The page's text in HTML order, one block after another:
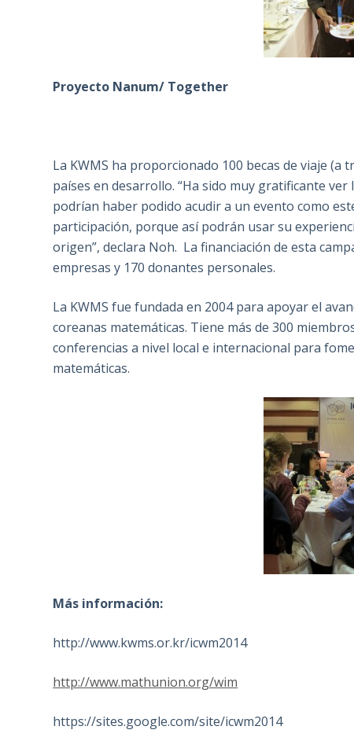
Proyecto Nanum/ Together
La KWMS ha proporcionado 100 becas de viaje
países en desarrollo. “Ha sido muy gratificante
podrían haber podido acudir a un evento como
participación, porque así podrán usar su
origen”, declara Noh. La financiación de esta
empresas y 170 donantes personales.
La KWMS fue fundada en 2004 para apoyar el
coreanas matemáticas. Tiene más de 300
conferencias a nivel local e internacional para
matemáticas.
Más información:
http://www.kwms.or.kr/icwm2014
http://www.mathunion.org/wim
https://sites.google.com/site/icwm2014